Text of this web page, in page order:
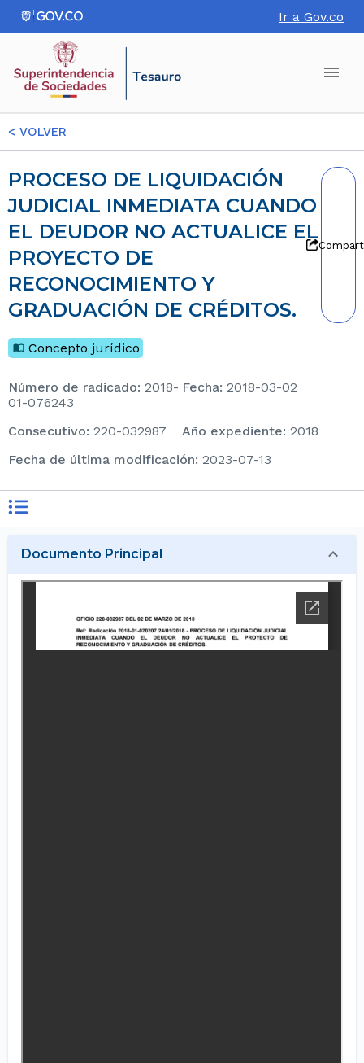
Ir a Gov.co
< VOLVER
PROCESO DE LIQUIDACIÓN
JUDICIAL INMEDIATA CUANDO
EL DEUDOR NO ACTUALICE EL
PROYECTO DE
RECONOCIMIENTO Y
GRADUACIÓN DE CRÉDITOS.
Concepto jurídico
Número de radicado: 2018-
01-076243
Fecha: 2018-03-02
consecutivo: 220-032987 Año expediente: 2018
Fecha de última modificación: 2023-07-13
Documento Principal